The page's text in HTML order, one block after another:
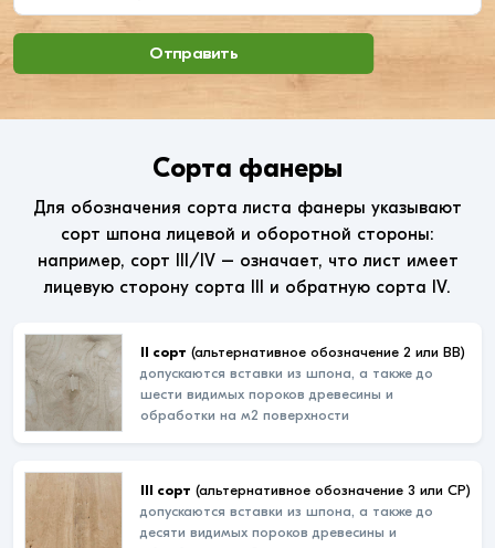
Отправить
Сорта фанеры
Для обозначения сорта листа фанеры указывают
сорт шпона лицевой и оборотной стороны:
например, сорт III/IV – означает, что лист имеет
лицевую сторону сорта III и обратную сорта IV.
II сорт (альтернативное обозначение 2 или ВВ)
допускаются вставки из шпона, а также до
шести видимых пороков древесины и
обработки на м2 поверхности
III сорт (альтернативное обозначение 3 или СР)
допускаются вставки из шпона, а также до
десяти видимых пороков древесины и